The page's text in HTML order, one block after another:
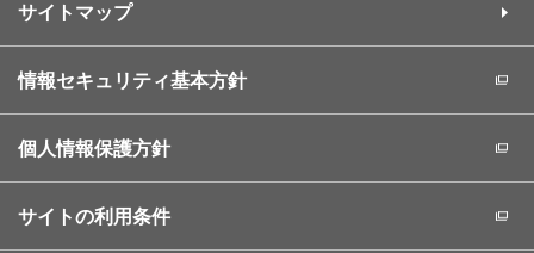
サイトマップ
情報セキュリティ基本方針
個人情報保護方針
サイトの利用条件